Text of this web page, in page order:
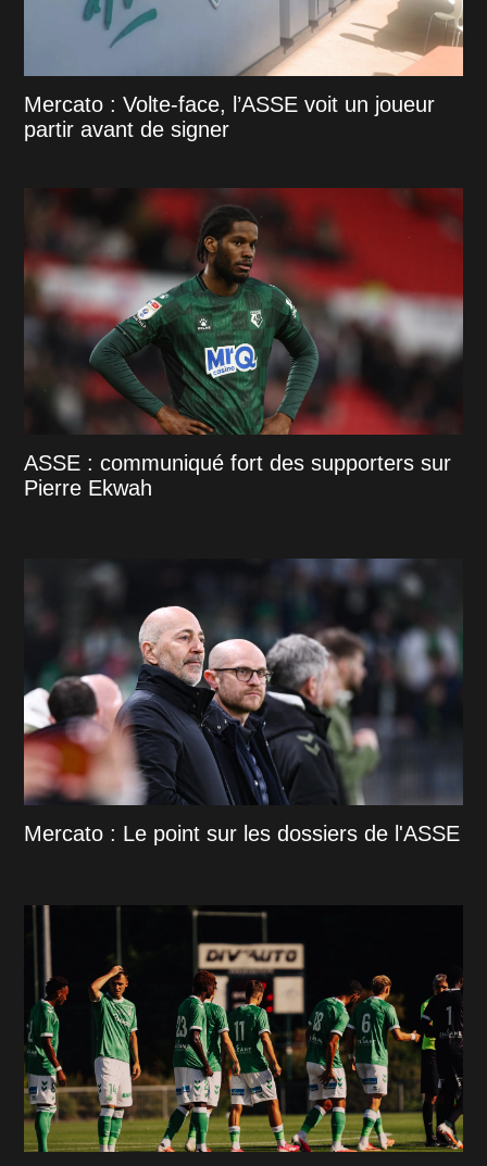
Mercato : Volte-face, l’ASSE voit un joueur
partir avant de signer
ASSE : communiqué fort des supporters sur
Pierre Ekwah
Mercato : Le point sur les dossiers de l'ASSE